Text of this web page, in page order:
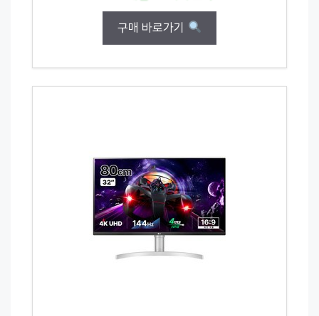
구매 바로가기